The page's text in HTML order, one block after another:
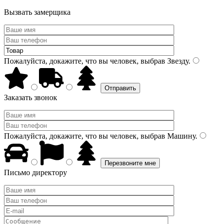
Вызвать замерщика
Пожалуйста, докажите, что вы человек, выбрав Звезду.
Заказать звонок
Пожалуйста, докажите, что вы человек, выбрав Машину.
Письмо директору